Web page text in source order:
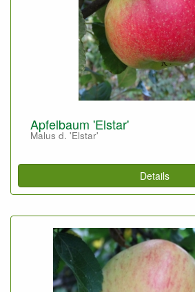
Apfelbaum 'Elstar'
Malus d. 'Elstar'
Details